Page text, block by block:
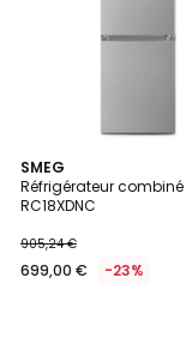
SMEG
Réfrigérateur combiné
RC18XDNC
905,24 €
699,00 € -23%